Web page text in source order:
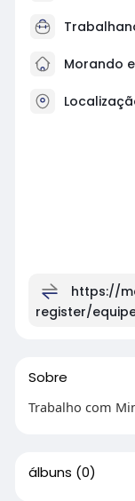
Morando
https://
register/
Sobre
Trabalho com
álbuns (0)